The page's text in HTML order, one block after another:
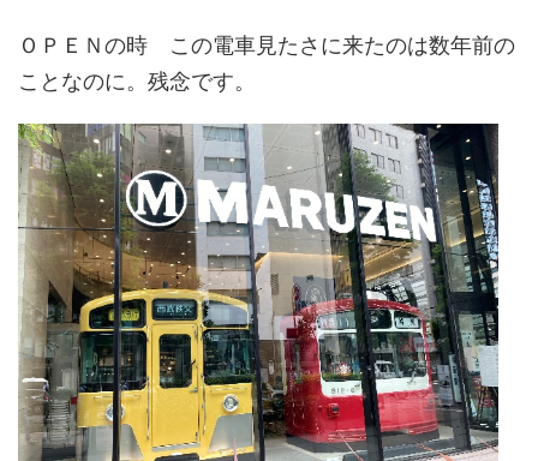
ＯＰＥＮの時 この電車見たさに来たのは数年前の
ことなのに。残念です。